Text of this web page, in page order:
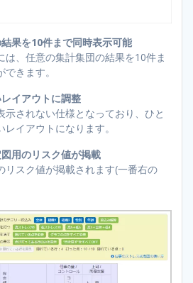
結果を10件まで同時表示可能
は、任意の集計集団の結果を10件ま
きます。
レイアウトに調整
示されない仕様となっており、ひと
イアウトになります。
図用のリスク値が掲載
リスク値が掲載されます(一番右の